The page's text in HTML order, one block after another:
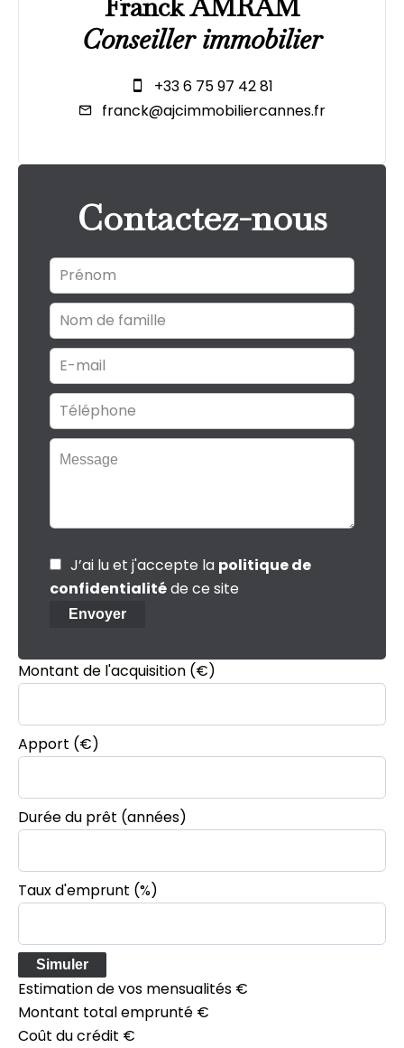
Conseiller immobilier
+33 6 75 97 42 81
franck@ajcimmobiliercannes.fr
Contactez-nous
J’ai lu et j'accepte la politique de
confidentialitéde ce site
Envoyer
Montant de l'acquisition (€)
Apport (€)
Durée du prêt (années)
Taux d'emprunt (%)
Simuler
Estimation de vos mensualités €
Montant total emprunté €
Coût du crédit €